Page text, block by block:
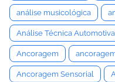
análise musicológica
Análise Técnica Automotiva
Ancoragem
Ancoragem Sensorial